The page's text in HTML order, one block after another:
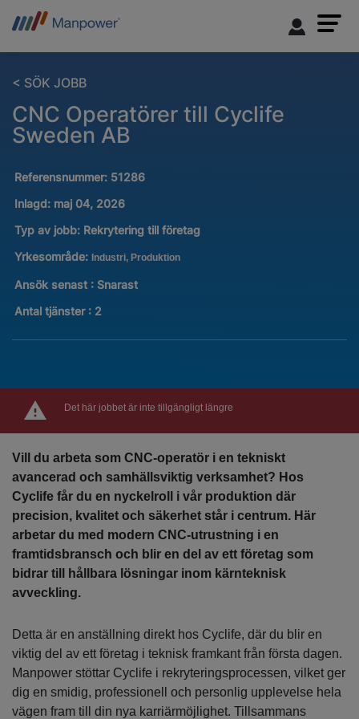
< SÖK JOBB
CNC Operatörer till Cyclife
Sweden AB
Referensnummer: 51286
Inlagd: maj 04, 2026
Typ av jobb: Rekrytering till företag
Yrkesområde: Industri, Produktion
Ansök senast : Snarast
Antal tjänster : 2
Det här jobbet är inte tillgängligt längre
Vill du arbeta som CNC‑operatör i en tekniskt
avancerad och samhällsviktig verksamhet? Hos
Cyclife får du en nyckelroll i vår produktion där
precision, kvalitet och säkerhet står i centrum. Här
arbetar du med modern CNC‑utrustning i en
framtidsbransch och blir en del av ett företag som
bidrar till hållbara lösningar inom kärnteknisk
avveckling.
Detta är en anställning direkt hos Cyclife, där du blir en
viktig del av ett företag i teknisk framkant från första dagen.
Manpower stöttar Cyclife i rekryteringsprocessen, vilket ger
dig en smidig, professionell och personlig upplevelse hela
vägen fram till din nya karriärmöjlighet. Tillsammans